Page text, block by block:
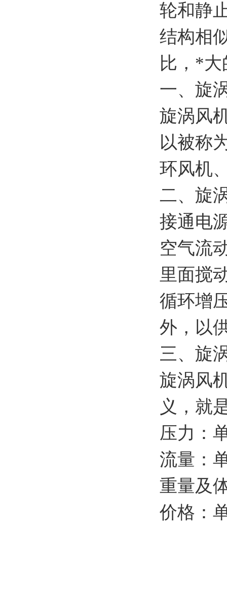
轮和静
结构相
比，*
一、旋
旋涡风
以被称
环风机
二、旋
接通电
空气流
里面搅
循环增
外，以
三、旋
旋涡风
义，就
压力：
流量：
重量及
价格：